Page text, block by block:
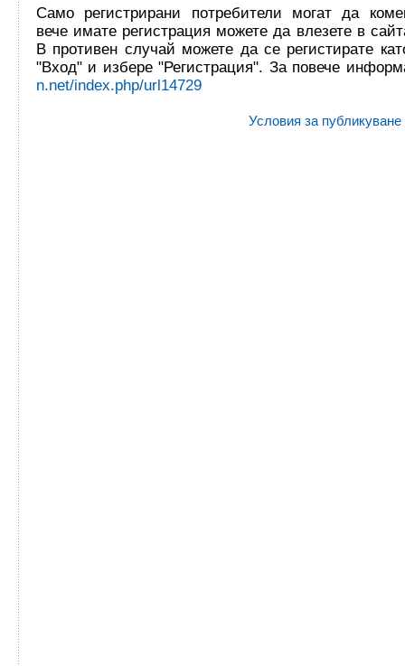
Само регистрирани потребители могат да
вече имате регистрация можете да влезете в
В противен случай можете да се регистирате
"Вход" и избере "Регистрация". За повече
n.net/index.php/url14729
Условия за